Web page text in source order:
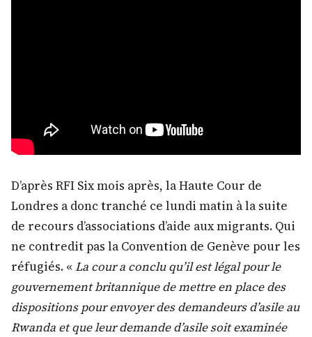
D’après RFI Six mois après, la Haute Cour de
Londres a donc tranché ce lundi matin à la suite
de recours d’associations d’aide aux migrants. Qui
ne contredit pas la Convention de Genève pour les
réfugiés. «La cour a conclu qu’il est légal pour le
gouvernement britannique de mettre en place des
dispositions pour envoyer des demandeurs d’asile au
Rwanda et que leur demande d’asile soit examinée